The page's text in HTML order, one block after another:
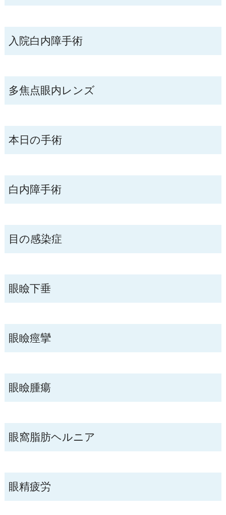
入院白内障手術
多焦点眼内レンズ
本日の手術
白内障手術
目の感染症
眼瞼下垂
眼瞼痙攣
眼瞼腫瘍
眼窩脂肪ヘルニア
眼精疲労